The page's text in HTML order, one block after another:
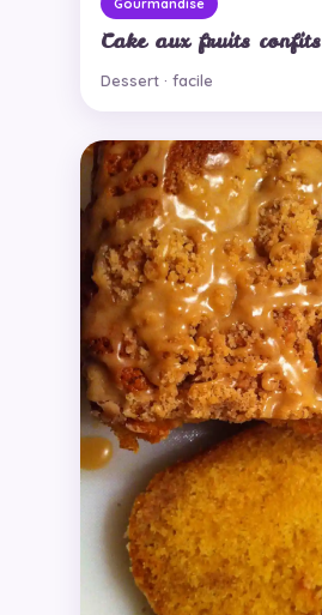
Gourmandise
Cake aux fruits confits
Dessert · facile